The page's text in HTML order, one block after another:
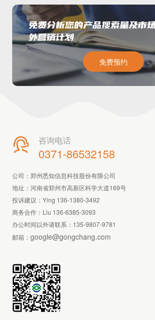
免费分析您的产品搜索量及市
外营销计划
免费预约
 咨询电话
0371-86532158
公司：郑州悉知信息科技股份有限公司
地址：河南省郑州市高新区科学大道169号
投诉建议：Ying 136-1380-3492
商务合作：Liu 136-6385-3093
办公时间以外请联系： 135-9807-9781
邮箱： google@gongchang.com